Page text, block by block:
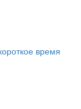
время